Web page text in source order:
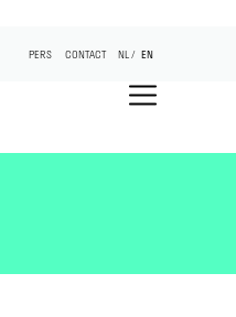
PERS CONTACT NL EN